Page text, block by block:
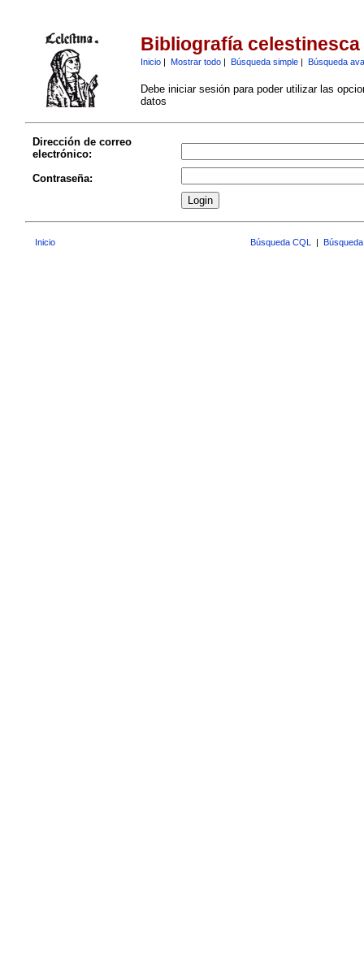
Bibliografía celestinesca
Inicio| Mostrar todo| Búsqueda simple| Búsqueda
Debe iniciar sesión para poder utilizar las
datos
Dirección de correo
electrónico:
Contraseña:
Inicio Búsqueda CQL |